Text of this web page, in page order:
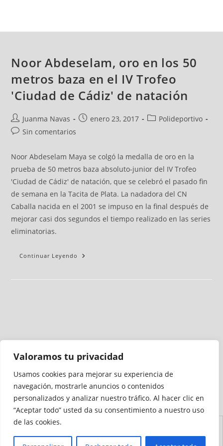
Valoramos tu privacidad
Usamos cookies para mejorar su experiencia de
navegación, mostrarle anuncios o contenidos
personalizados y analizar nuestro tráfico. Al hacer clic en
“Aceptar todo” usted da su consentimiento a nuestro uso
de las cookies.
Noor Abdeselam, oro en los 50
metros baza en el IV Trofeo
'Ciudad de Cádiz' de natación
Juanma Navas enero 23, 2017
Polideportivo
Sin comentarios
Noor Abdeselam Maya se colgó la medalla de oro en la
prueba de 50 metros baza absoluto-junior del IV Trofeo
'Ciudad de Cádiz' de natación, que se celebró el pasado fin
de semana en la Tacita de Plata. La nadadora del CN
Caballa nacida en el 2001 se impuso en la final después de
mejorar casi dos segundos el tiempo realizado en las series
eliminatorias.
Continuar Leyendo
Medio auditado por